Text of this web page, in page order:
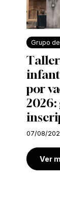
Grupo
por
07/08/
Ver